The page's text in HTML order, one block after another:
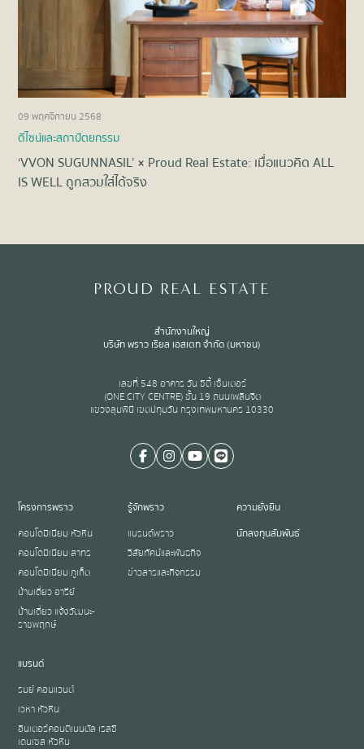
09 พฤศจิกายน 2568
ดีไซน์และสถาปัตยกรรม
‘VVON SUGUNNASIL’ × Proud Real Estate: เมื่อแนวคิด ALL
IS WELL ถูกสวมใส่ได้จริง
1
PROUD REAL ESTATE
สำนักงานใหญ่
บริษัท พราว เรียล เอสเตท จำกัด (มหาชน)
เลขที่ 548 อาคาร วัน ซิตี้ เซ็นเตอร์
(ONE CITY CENTRE) ชั้น 19 ถนนเพลินจิต
แขวงลุมพินี เขตปทุมวัน กรุงเทพมหานคร 10330
โครงการพราว
คอนโดมิเนียม หัวหิน
คอนโดมิเนียม สาทร
คอนโดมิเนียม ภูเก็ต
บ้านเดี่ยว อารีย์
บ้านเดี่ยว แจ้งวัฒนะ-
ราชพฤกษ์
แบรนด์
รมย์ คอนแวนต์
เวหา หัวหิน
อินเตอร์คอนติเนนตัล เรสซิ
เดนเซส หัวหิน
รู้จักพราว
แบรนด์พราว
วิสัยทัศน์และพันธกิจ
ข่าวสารและกิจกรรม
ความยั่งยืน
นักลงทุนสัมพันธ์